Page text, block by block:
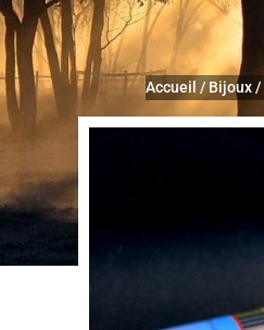
Accueil / Bijoux/